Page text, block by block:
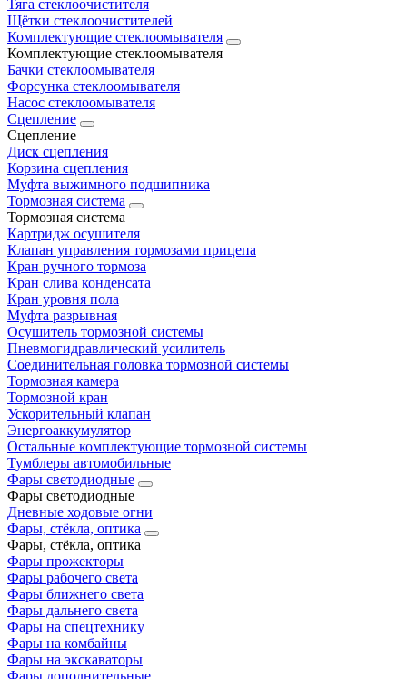
Тяга стеклоочистителя
Щётки стеклоочистителей
Комплектующие стеклоомывателя
Комплектующие стеклоомывателя
Бачки стеклоомывателя
Форсунка стеклоомывателя
Насос стеклоомывателя
Сцепление
Сцепление
Диск сцепления
Корзина сцепления
Муфта выжимного подшипника
Тормозная система
Тормозная система
Картридж осушителя
Клапан управления тормозами прицепа
Кран ручного тормоза
Кран слива конденсата
Кран уровня пола
Муфта разрывная
Осушитель тормозной системы
Пневмогидравлический усилитель
Соединительная головка тормозной системы
Тормозная камера
Тормозной кран
Ускорительный клапан
Энергоаккумулятор
Остальные комплектующие тормозной системы
Тумблеры автомобильные
Фары светодиодные
Фары светодиодные
Дневные ходовые огни
Фары, стёкла, оптика
Фары, стёкла, оптика
Фары прожекторы
Фары рабочего света
Фары ближнего света
Фары дальнего света
Фары на спецтехнику
Фары на комбайны
Фары на экскаваторы